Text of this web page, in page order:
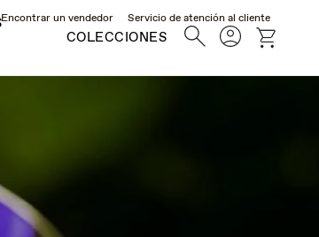
Encontrar un vendedor Servicio de atención al cliente
COLECCIONES BúsquedaCuentaCarro